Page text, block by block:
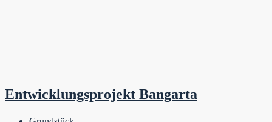
Entwicklungsprojekt Bangarta